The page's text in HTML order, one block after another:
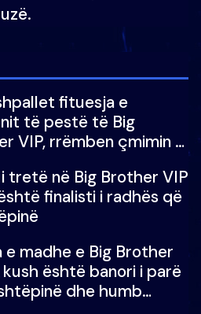
fituesja e
të pestë të Big
VIP, rrëmben çmimin e
tretë në Big Brother VIP
finalisti i radhës që
e madhe e Big Brother
kush është banori i parë
dhe humb